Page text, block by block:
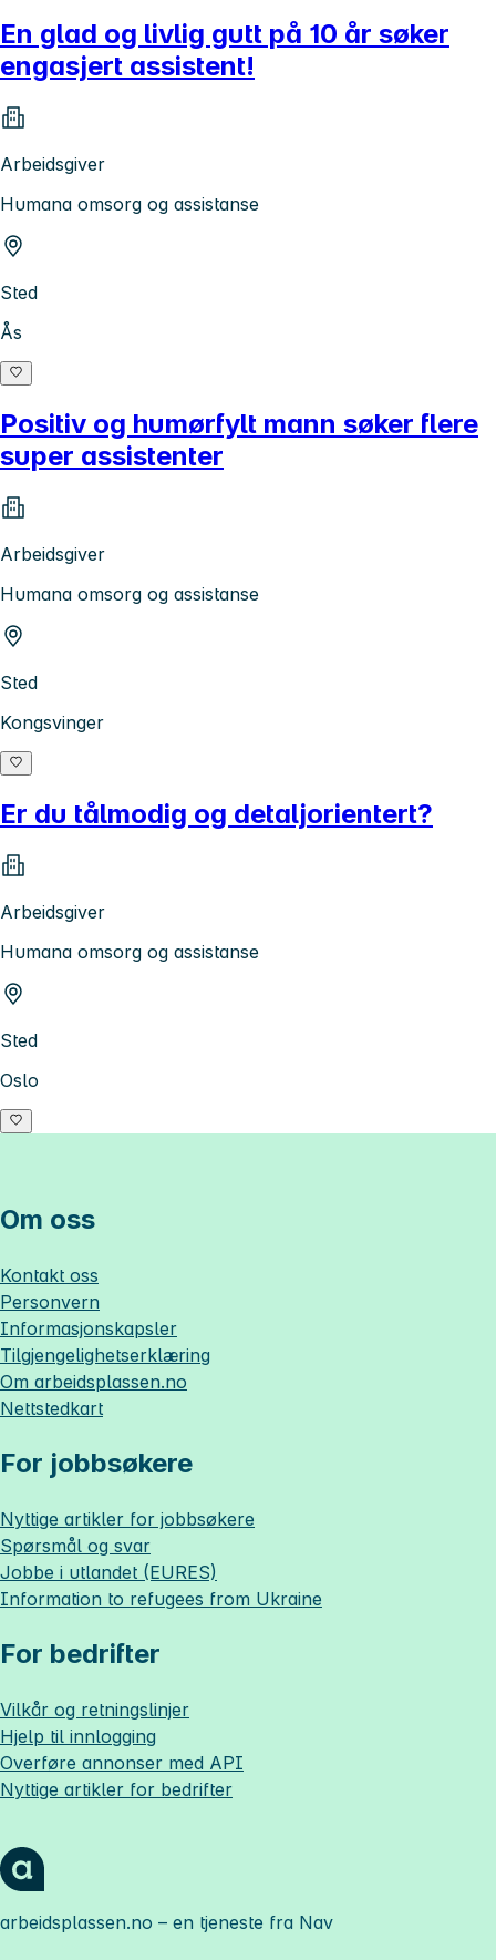
En glad og livlig gutt på 10 år søker
engasjert assistent!
Arbeidsgiver
Humana omsorg og assistanse
Sted
Ås
Positiv og humørfylt mann søker flere
super assistenter
Arbeidsgiver
Humana omsorg og assistanse
Sted
Kongsvinger
Er du tålmodig og detaljorientert?
Arbeidsgiver
Humana omsorg og assistanse
Sted
Oslo
Om oss
Kontakt oss
Personvern
Informasjonskapsler
Tilgjengelighetserklæring
Om arbeidsplassen.no
Nettstedkart
For jobbsøkere
Nyttige artikler for jobbsøkere
Spørsmål og svar
Jobbe i utlandet (EURES)
Information to refugees from Ukraine
For bedrifter
Vilkår og retningslinjer
Hjelp til innlogging
Overføre annonser med API
Nyttige artikler for bedrifter
arbeidsplassen.no – en tjeneste fra Nav